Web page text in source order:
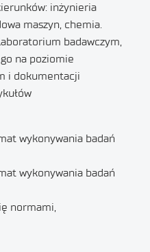
inżynieria
maszyn, chemia.
badawczym,
na poziomie
i dokumentacji
wykonywania badań
wykonywania badań
normami,